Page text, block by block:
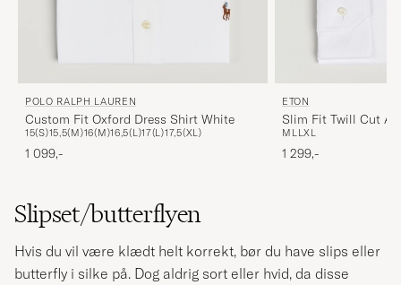
POLO RALPH LAUREN
Custom Fit Oxford Dress Shirt White
15(S)15,5(M)16(M)16,5(L)17(L)17,5(XL)
1 099,-
ETON
Slim Fit Twill Cut
M L LXL
1 299,-
Slipset/butterflyen
Hvis du vil være klædt helt korrekt, bør du have slips eller
butterfly i silke på. Dog aldrig sort eller hvid, da disse